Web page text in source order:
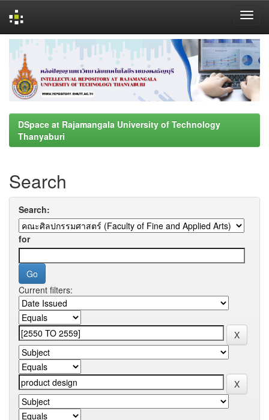
navigation
DSpace at Rajamangala University of Technology
Thanyaburi
Search
Search:
for
Current filters: